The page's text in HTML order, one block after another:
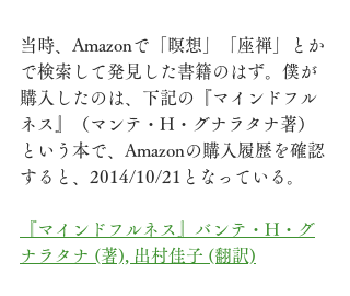
当時、Amazonで「瞑想」「座禅」とか
で検索して発見した書籍のはず。僕が
購入したのは、下記の『マインドフル
ネス』（マンテ・H・グナラタナ著）
という本で、Amazonの購入履歴を確認
すると、2014/10/21となっている。
『マインドフルネス』バンテ・H・グ
ナラタナ (著), 出村佳子 (翻訳)